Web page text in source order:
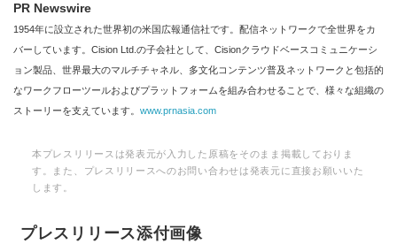
PR Newswire
1954年に設立された世界初の米国広報通信社です。配信ネットワークで全世界をカ
バーしています。Cision Ltd.の子会社として、Cisionクラウドベースコミュニケーシ
ョン製品、世界最大のマルチチャネル、多文化コンテンツ普及ネットワークと包括的
なワークフローツールおよびプラットフォームを組み合わせることで、様々な組織の
ストーリーを支えています。 www.prnasia.com
本プレスリリースは発表元が入力した原稿をそのまま掲載しておりま
す。また、プレスリリースへのお問い合わせは発表元に直接お願いいた
します。
プレスリリース添付画像